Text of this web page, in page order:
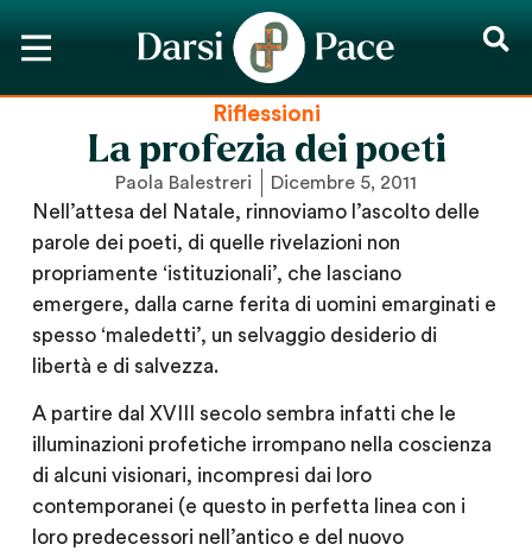
Riflessioni
La profezia dei poeti
Paola Balestreri Dicembre 5, 2011
Nell’attesa del Natale, rinnoviamo l’ascolto delle
parole dei poeti, di quelle rivelazioni non
propriamente ‘istituzionali’, che lasciano
emergere, dalla carne ferita di uomini emarginati e
spesso ‘maledetti’, un selvaggio desiderio di
libertà e di salvezza.
A partire dal XVIII secolo sembra infatti che le
illuminazioni profetiche irrompano nella coscienza
di alcuni visionari, incompresi dai loro
contemporanei (e questo in perfetta linea con i
loro predecessori nell’antico e del nuovo